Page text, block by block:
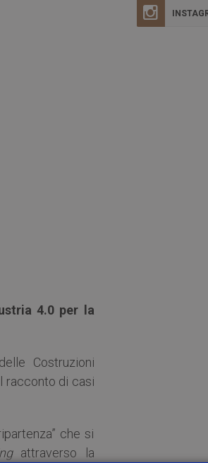
4.0 per la
Costruzioni
racconto di casi
che si
attraverso la